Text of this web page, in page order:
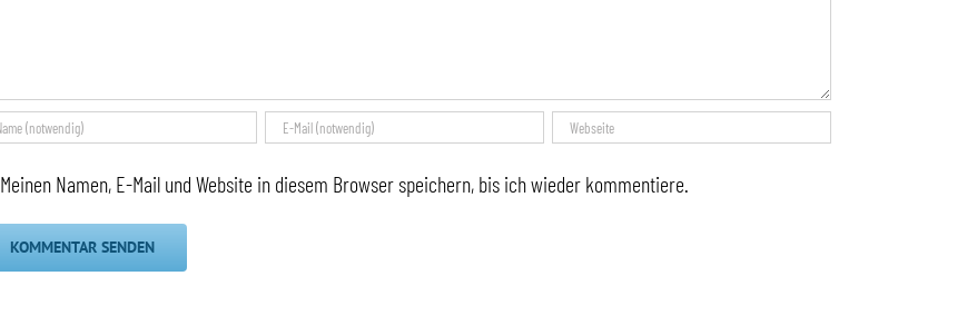
Meinen Namen, E-Mail und Website in diesem Browser speichern, bis ich wieder kommentiere.